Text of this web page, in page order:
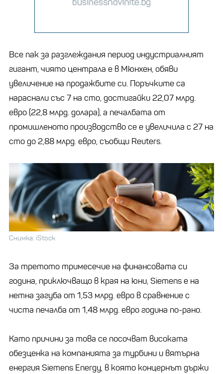
Все пак за разглеждания период индустриалният
гигант, чиято централа е в Мюнхен, обяви
увеличение на продажбите си. Поръчките са
нараснали със 7 на сто, достигайки 22,07 млрд.
евро (22,8 млрд. долара), а печалбата от
промишленото производство се е увеличила с 27 на
сто до 2,88 млрд. евро, съобщи Reuters.
Снимка: iStock
За третото тримесечие на финансовата си
година, приключващо в края на юни, Siemens е на
нетна загуба от 1,53 млрд. евро в сравнение с
чиста печалба от 1,48 млрд. евро година по-рано.
Като причини за това се посочват високата
обезценка на компанията за турбини и вятърна
енергия Siemens Energy, в която концернът държи